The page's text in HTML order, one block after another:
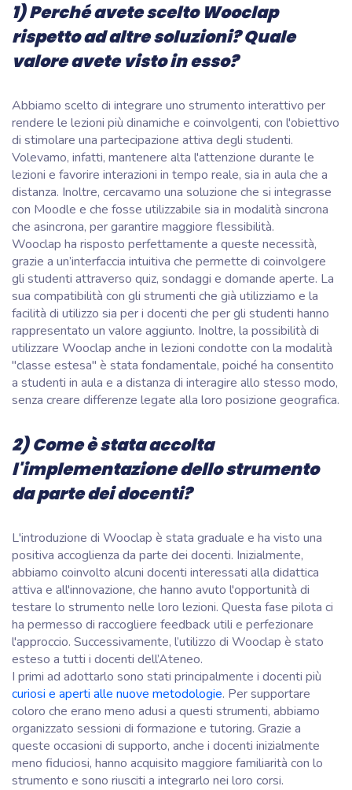
1) Perché avete scelto Wooclap
rispetto ad altre soluzioni? Quale
valore avete visto in esso?
Abbiamo scelto di integrare uno strumento interattivo per
rendere le lezioni più dinamiche e coinvolgenti, con l'obiettivo
di stimolare una partecipazione attiva degli studenti.
Volevamo, infatti, mantenere alta l'attenzione durante le
lezioni e favorire interazioni in tempo reale, sia in aula che a
distanza. Inoltre, cercavamo una soluzione che si integrasse
con Moodle e che fosse utilizzabile sia in modalità sincrona
che asincrona, per garantire maggiore flessibilità.
Wooclap ha risposto perfettamente a queste necessità,
grazie a un’interfaccia intuitiva che permette di coinvolgere
gli studenti attraverso quiz, sondaggi e domande aperte. La
sua compatibilità con gli strumenti che già utilizziamo e la
facilità di utilizzo sia per i docenti che per gli studenti hanno
rappresentato un valore aggiunto. Inoltre, la possibilità di
utilizzare Wooclap anche in lezioni condotte con la modalità
"classe estesa" è stata fondamentale, poiché ha consentito
a studenti in aula e a distanza di interagire allo stesso modo,
senza creare differenze legate alla loro posizione geografica.
2) Come è stata accolta
l'implementazione dello strumento
da parte dei docenti?
L'introduzione di Wooclap è stata graduale e ha visto una
positiva accoglienza da parte dei docenti. Inizialmente,
abbiamo coinvolto alcuni docenti interessati alla didattica
attiva e all'innovazione, che hanno avuto l'opportunità di
testare lo strumento nelle loro lezioni. Questa fase pilota ci
ha permesso di raccogliere feedback utili e perfezionare
l'approccio. Successivamente, l’utilizzo di Wooclap è stato
esteso a tutti i docenti dell’Ateneo.
I primi ad adottarlo sono stati principalmente i docenti più
curiosi e aperti alle nuove metodologie. Per supportare
coloro che erano meno adusi a questi strumenti, abbiamo
organizzato sessioni di formazione e tutoring. Grazie a
queste occasioni di supporto, anche i docenti inizialmente
meno fiduciosi, hanno acquisito maggiore familiarità con lo
strumento e sono riusciti a integrarlo nei loro corsi.